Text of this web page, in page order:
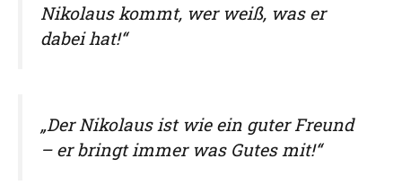
Nikolaus kommt, wer weiß, was er
dabei hat!“
„Der Nikolaus ist wie ein guter Freund
– er bringt immer was Gutes mit!“